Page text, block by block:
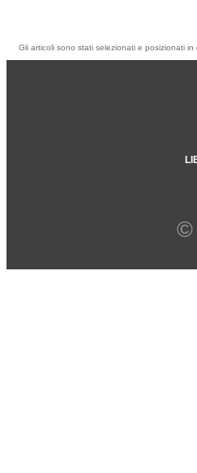
Gli articoli sono stati selezionati e posizionati
©